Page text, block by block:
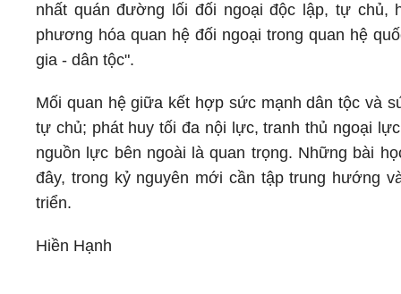
nhất quán đường lối đối ngoại độc lập, tự chủ,
phương hóa quan hệ đối ngoại trong quan hệ
gia - dân tộc".
Mối quan hệ giữa kết hợp sức mạnh dân tộc và
tự chủ; phát huy tối đa nội lực, tranh thủ ngoại
nguồn lực bên ngoài là quan trọng. Những bài
đây, trong kỷ nguyên mới cần tập trung hướng
triển.
Hiền Hạnh